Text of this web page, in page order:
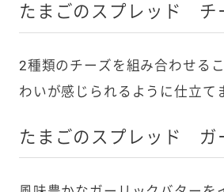
たまごのスプレッド チ
2種類のチーズを組み合わせる
わいが感じられるように仕立て
たまごのスプレッド ガ